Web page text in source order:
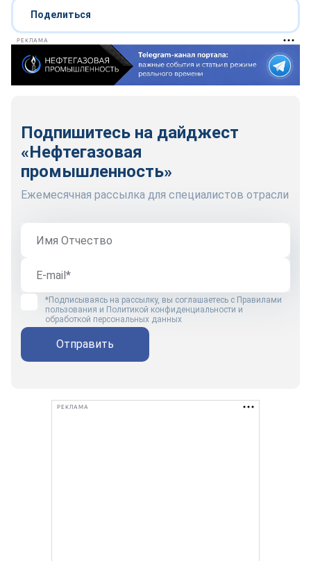
Поделиться
РЕКЛАМА
Подпишитесь на дайджест
«Нефтегазовая
промышленность»
Ежемесячная рассылка для специалистов отрасли
*Подписываясь на рассылку, вы соглашаетесь с Правилами
пользования и Политикой конфиденциальности и
обработкой персональных данных
Отправить
РЕКЛАМА